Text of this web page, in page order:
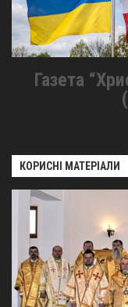
Газета
КОРИСНІ МАТЕРІАЛИ